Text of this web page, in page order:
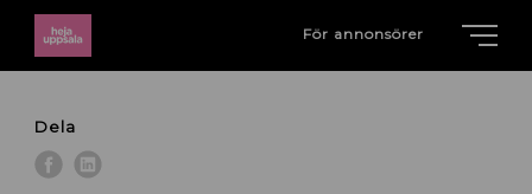
För annonsörer
Dela